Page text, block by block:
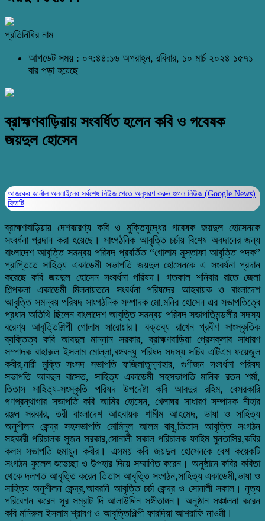
প্রতিনিধির নাম
আপডেট সময় : ০৭:৪৪:১৬ অপরাহ্ন, রবিবার, ১০ মার্চ ২০২৪ ১৫৭১
বার পড়া হয়েছে
ব্রাহ্মণবাড়িয়ায় সংবর্ধিত হলেন কবি ও গবেষক
জয়দুল হোসেন
আজকের জার্নাল অনলাইনের সর্বশেষ নিউজ পেতে অনুসরণ করুন গুগল নিউজ (Google News)
ফিডটি
ব্রাহ্মণবাড়িয়ায় দেশবরেণ্য কবি ও মুক্তিযুদ্ধের গবেষক জয়দুল হোসেনকে
সংবর্ধনা প্রদান করা হয়েছে। সাংগঠনিক আবৃত্তি চর্চায় বিশেষ অবদানের জন্য
বাংলাদেশ আবৃত্তি সমন্বয় পরিষদ প্রবর্তিত “গোলাম মুস্তাফা আবৃত্তি পদক”
প্রাপ্তিতে সাহিত্য একাডেমী সভাপতি জয়দুল হোসেনকে এ সংবর্ধনা প্রদান
করেছে কবি জয়দুল হোসেন সংবর্ধনা পরিষদ। গতকাল শনিবার রাতে জেলা
শিল্পকলা একাডেমী মিলনায়তনে সংবর্ধনা পরিষদের আহবায়ক ও বাংলাদেশ
আবৃত্তি সমন্বয় পরিষদ সাংগঠনিক সম্পাদক মো.মনির হোসেন এর সভাপতিত্বে
প্রধান অতিথি ছিলেন বাংলাদেশ আবৃত্তি সমন্বয় পরিষদ সভাপতিমন্ডলীর সদস্য
বরেণ্য আবৃত্তিশিল্পী গোলাম সারোয়ার। বক্তব্য রাখেন প্রবীণ সাংস্কৃতিক
ব্যক্তিত্ব কবি আবদুল মান্নান সরকার, ব্রাহ্মণবাড়িয়া প্রেসক্লাব সাধারণ
সম্পাদক বাহারুল ইসলাম মোল্লা,বঙ্গবন্ধু পরিষদ সদস্য সচিব এটিএম ফয়েজুল
কবীর,নারী মুক্তি সংসদ সভাপতি ফজিলাতুন্নাহার, গুণীজন সংবর্ধনা পরিষদ
সভাপতি আবদুল বাসেত, সাহিত্য একাডেমী সহসভাপতি মানিক রতন শর্মা,
তিতাস সাহিত্য-সংস্কৃতি পরিষদ উপদেষ্টা কবি আবদুর রহিম, বেসরকারি
গণগ্রন্থাগার সভাপতি কবি আমির হোসেন, খেলাঘর সাধারণ সম্পাদক নীহার
রঞ্জন সরকার, তরী বাংলাদেশ আহবায়ক শামীম আহমেদ, ভাষা ও সাহিত্য
অনুশীলন কেন্দ্র সহসভাপতি মোমিনুল আলম বাবু,তিতাস আবৃত্তি সংগঠন
সহকারী পরিচালক সুজন সরকার,সোনালী সকাল পরিচালক ফাহিম মুনতাসির,কবির
কলম সভাপতি হুমায়ুন কবীর। এসময় কবি জয়দুল হোসেনকে বেশ কয়েকটি
সংগঠন ফুলেল শুভেচ্ছা ও উপহার দিয়ে সম্মাণিত করেন। অনুষ্ঠানে কবির কবিতা
থেকে দলগত আবৃত্তি করেন তিতাস আবৃত্তি সংগঠন,সাহিত্য একাডেমী,ভাষা ও
সাহিত্য অনুশীলন কেন্দ্র,আবরনি আবৃত্তি চর্চা কেন্দ্র ও সোনালী সকাল। নৃত্য
পরিবেশন করেন সুর সম্রাট দি আলাউদ্দিন সঙ্গীতাঙ্গন। অনুষ্ঠান সঞ্চালনা করেন
কবি মনিরুল ইসলাম শ্রাবণ ও আবৃত্তিশিল্পী ফারদিয়া আশরাফি নাওমী।